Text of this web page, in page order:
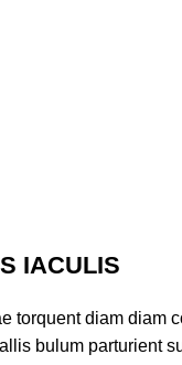
IACULIS
torquent diam diam
bulum parturient